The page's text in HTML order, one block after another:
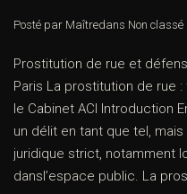
Posté par Maîtredans Non classé
Prostitution de rue et
Paris La prostitution de rue
le Cabinet ACI Introduction
un délit en tant que tel,
juridique strict, notamment
dansl’espace public. La